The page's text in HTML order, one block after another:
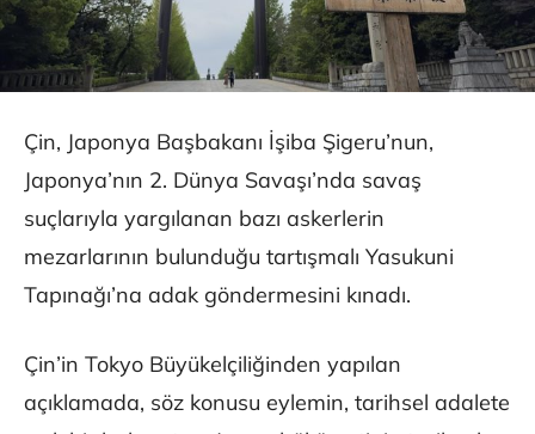
Çin, Japonya Başbakanı İşiba Şigeru’nun,
Japonya’nın 2. Dünya Savaşı’nda savaş
suçlarıyla yargılanan bazı askerlerin
mezarlarının bulunduğu tartışmalı Yasukuni
Tapınağı’na adak göndermesini kınadı.
Çin’in Tokyo Büyükelçiliğinden yapılan
açıklamada, söz konusu eylemin, tarihsel adalete